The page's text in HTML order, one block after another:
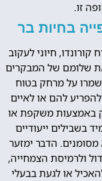
זו.
בחיות בר
חיוני לעקוב
שלומם של המבקרים
על מרחק בטוח
להם או לאיים
באמצעות משקפת או
בשבילים ייעודיים
מסומנים. הדבר ימזער
ולרמיסת הצמחייה,
או לגעת בבעלי